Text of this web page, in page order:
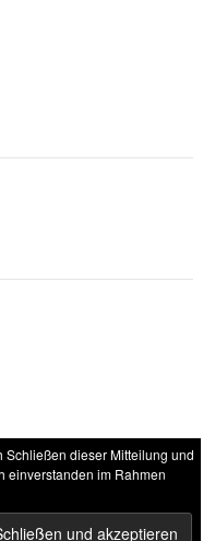
Schließen dieser Mitteilung und
einverstanden im Rahmen